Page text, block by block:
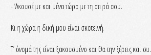
- ‘Ακουσέ με και μένα τώρα με τη σειρά σου.
Κι η χώρα η δική μου είναι σκοτεινή.
Τ’ όνομά της είναι ξακουσμένο και θα την ξέρεις και συ.